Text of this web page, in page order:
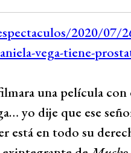
una película con
yo dije que ese
está en todo su